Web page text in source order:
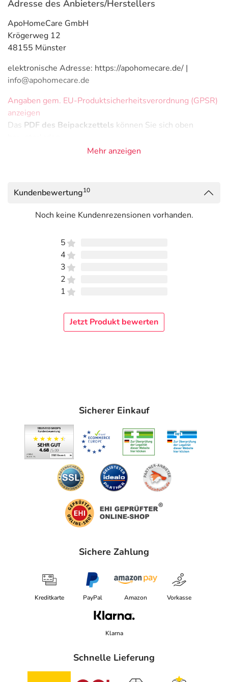
Adresse des Anbieters/Herstellers
ApoHomeCare GmbH
Krögerweg 12
48155 Münster
elektronische Adresse: https://apohomecare.de/ |
info@apohomecare.de
Angaben gem. EU-Produktsicherheitsverordnung (GPSR)
anzeigen
Das PDF des Beipackzettels können Sie sich oben
Mehr anzeigen
Kundenbewertung10
Noch keine Kundenrezensionen vorhanden.
5
4
3
2
1
Jetzt Produkt bewerten
Sicherer Einkauf
Sichere Zahlung
Kreditkarte PayPal Amazon Vorkasse
Klarna
Schnelle Lieferung